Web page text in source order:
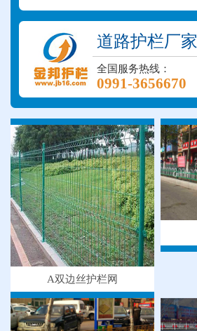
道路护栏厂家
全国服务热线：
0991-3656670
A双边丝护栏网